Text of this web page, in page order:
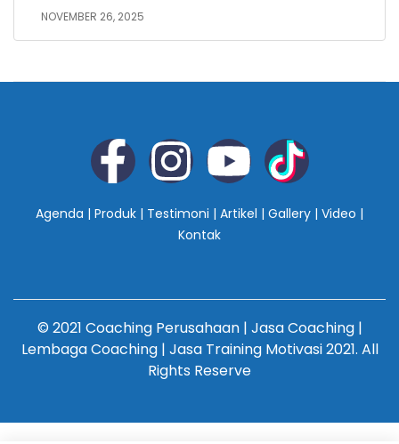
NOVEMBER 26, 2025
Agenda | Produk | Testimoni | Artikel | Gallery | Video |
Kontak
© 2021 Coaching Perusahaan | Jasa Coaching |
Lembaga Coaching | Jasa Training Motivasi 2021. All
Rights Reserve